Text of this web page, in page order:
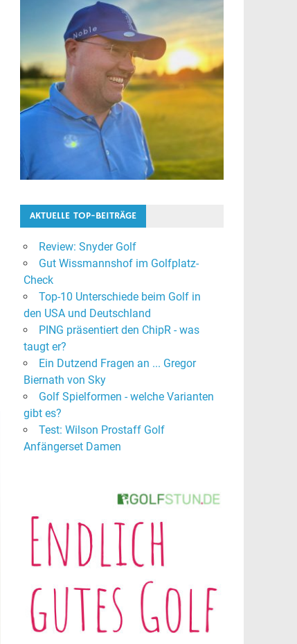
AKTUELLE TOP-BEITRÄGE
Review: Snyder Golf
Gut Wissmannshof im Golfplatz-
Check
Top-10 Unterschiede beim Golf in
den USA und Deutschland
PING präsentiert den ChipR - was
taugt er?
Ein Dutzend Fragen an ... Gregor
Biernath von Sky
Golf Spielformen - welche Varianten
gibt es?
Test: Wilson Prostaff Golf
Anfängerset Damen